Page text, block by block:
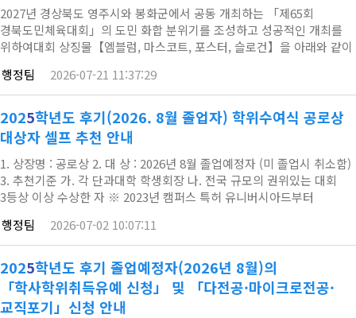
2027년 경상북도 영주시와 봉화군에서 공동 개최하는 「제65회
경북도민체육대회」의 도민 화합 분위기를 조성하고 성공적인 개최를
위하여대회 상징물【엠블럼, 마스코트, 포스터, 슬로건】을 아래와 같이
제65회 경북도민체육대회 상징물 공모2. 공모기간 : 2026. 7. 15.(수) ~
8. 3.(월) / 20일간 3. 응모자격 : 제한없음(2인 이상 또는 단체 응모 시
대표자 명기) 4. 응모주제 ❍경북 북부권 화합을 위한 제65회
경북도민체육대회(영주‧…
행정팀 2026-07-21 11:37:29
2025학년도 후기(2026. 8월 졸업자) 학위수여식 공로상
대상자 셀프 추천 안내
1. 상장명 : 공로상 2. 대 상 : 2026년 8월 졸업예정자 (미 졸업시 취소함)
3. 추천기준 가. 각 단과대학 학생회장 나. 전국 규모의 권위있는 대회
3등상 이상 수상한 자 ※ 2023년 캠퍼스 특허 유니버시아드부터
개교기념식과 학위수여식 중 한번만 지급함 다. 국가고시 합격자 라.
기타 대학발전에 기여한 학생 4. 제출 서류( ⓐ, ⓑ필수 / ⓒ,ⓓ해당자)
ⓐ. 공로상 추천자 명단(엑셀 파일) 1부 ※ 공적사유가 2개 이상인 경우,
대표 공적…
행정팀 2026-07-02 10:07:11
2025학년도 후기 졸업예정자(2026년 8월)의
「학사학위취득유예 신청」 및 「다전공·마이크로전공·
교직포기」신청 안내